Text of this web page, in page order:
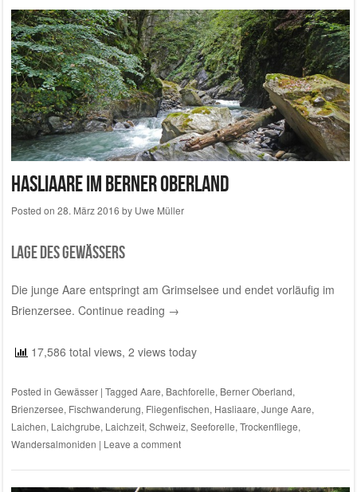
Hasliaare im Berner Oberland
Posted on 28. März 2016 by Uwe Müller
Lage des Gewässers
Die junge Aare entspringt am Grimselsee und endet vorläufig im
Brienzersee. Continue reading →
17,586 total views, 2 views today
Posted in Gewässer | Tagged Aare, Bachforelle, Berner Oberland,
Brienzersee, Fischwanderung, Fliegenfischen, Hasliaare, Junge Aare,
Laichen, Laichgrube, Laichzeit, Schweiz, Seeforelle, Trockenfliege,
Wandersalmoniden | Leave a comment